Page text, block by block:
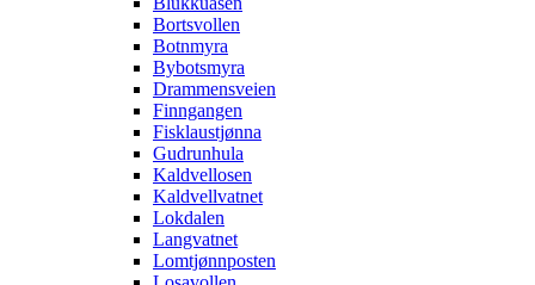
Bortsvollen
Botnmyra
Bybotsmyra
Drammensveien
Finngangen
Fisklaustjønna
Gudrunhula
Kaldvellosen
Kaldvellvatnet
Lokdalen
Langvatnet
Lomtjønnposten